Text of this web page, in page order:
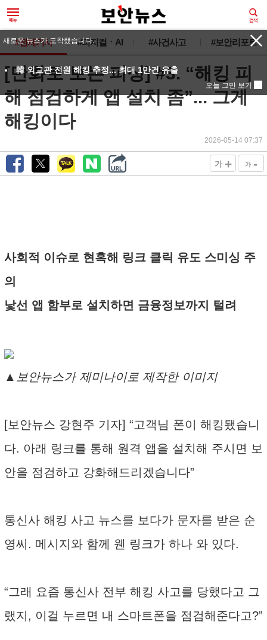
#전체기사 #피지컬ㆍAI #사건사고 #보안리포트
[만화로 보는 피싱] #3. “해킹 피
해 점검하게 앱 설치 좀”... 그게
해킹이다
2026-05-14 07:37
가 + 가 -
사회적 이슈로 현혹해 링크 클릭 유도 스미싱 주
의
낯선 앱 함부로 설치하면 금융정보까지 털려
▲보안뉴스가 제미나이로 제작한 이미지
[보안뉴스 강현주 기자] “고객님 폰이 해킹됐습니
다. 아래 링크를 통해 원격 앱을 설치해 주시면 보
안을 점검하고 강화해드리겠습니다”
통신사 해킹 사고 뉴스를 보다가 문자를 받은 순
영씨. 메시지와 함께 웬 링크가 하나 와 있다.
“그래 요즘 통신사 전부 해킹 사고를 당했다고 그
랬지, 이걸 누르면 내 스마트폰을 점검해준다고?”
새로운 뉴스가 도착했습니다.
韓 외교관 전원 해킹 추정... 최대 1만건 유출
오늘 그만 보기